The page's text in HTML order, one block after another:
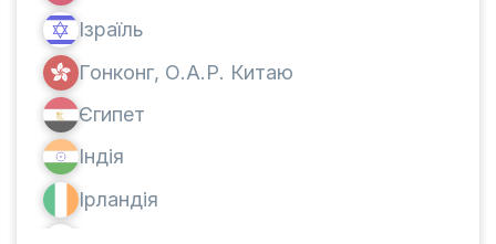
Ізраїль
Гонконг, О.А.Р. Китаю
Єгипет
Індія
Ірландія